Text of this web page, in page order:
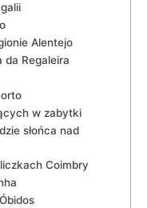
Alentejo
da Regaleira
w zabytki
słońca nad
Coimbry